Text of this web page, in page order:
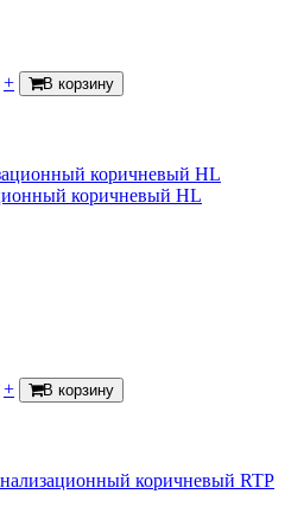
+ В корзину
коричневый HL
+ В корзину